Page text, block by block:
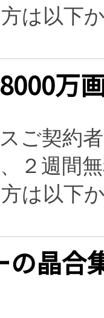
は以下
万
ご契約
２週間
は以下
の晶合